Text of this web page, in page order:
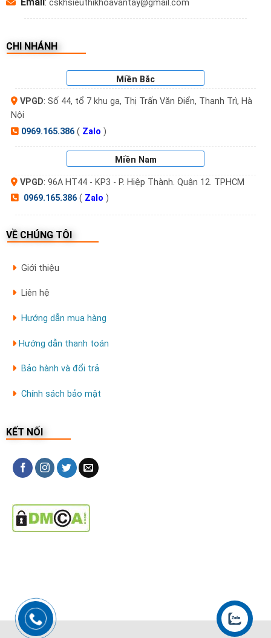
✅ Giao hàng nhanh – Nhận tư vấn miễn phí
6. Thông tin liên hệ
CÔNG TY CỔ PHẦN VẬT TƯ THIẾT BỊ TRẦN
ĐÌNH
📞 Hotline:0969165386
📍 Hà Nội: Số 46, Tổ 7 khu Ga, Thị Trấn Văn Điển
cskhsieuthikhoavantay@gmail.com
CHI NHÁNH
Miền Bắc
VPGD: Số 44, tổ 7 khu ga, Thị Trấn Văn Điển, Thanh Trì, Hà
Nội
0969.165.386( Zalo )
Miền Nam
VPGD: 96A HT44 - KP3 - P. Hiệp Thành. Quận 12. TPHCM
0969.165.386( Zalo )
VỀ CHÚNG TÔI
Giới thiệu
Liên hệ
Hướng dẫn mua hàng
Hướng dẫn thanh toán
Bảo hành và đổi trả
Chính sách bảo mật
KẾT NỐI